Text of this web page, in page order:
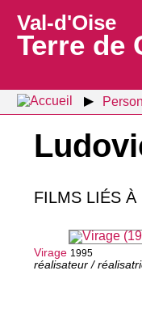
Val-d'Oise
Terre de
FILMS LIÉS À
Virage 1995
réalisateur /